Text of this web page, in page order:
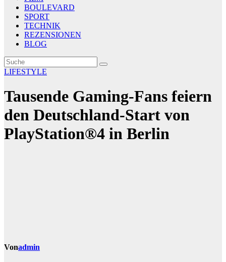
BOULEVARD
SPORT
TECHNIK
REZENSIONEN
BLOG
LIFESTYLE
Tausende Gaming-Fans feiern
den Deutschland-Start von
PlayStation®4 in Berlin
Vonadmin